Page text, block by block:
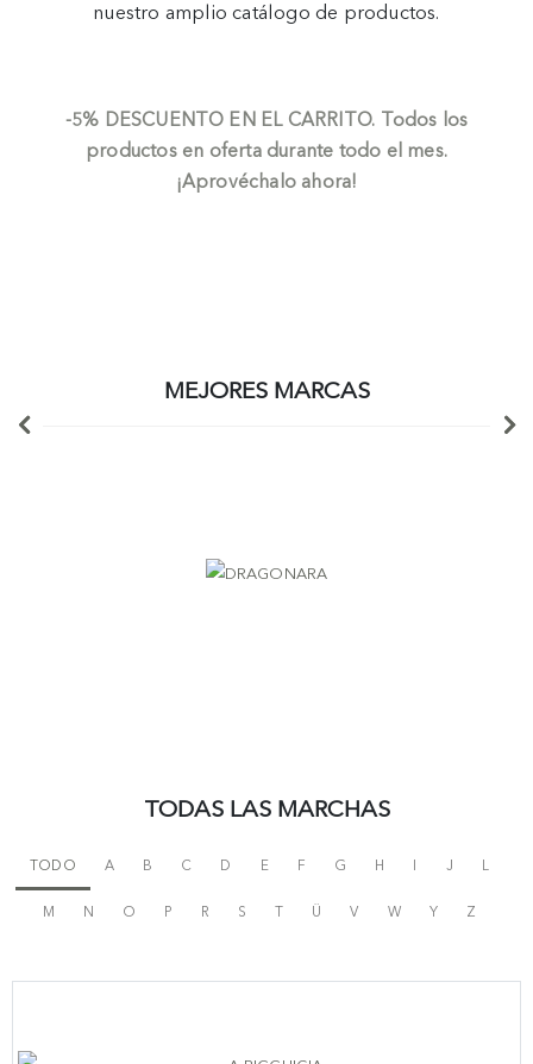
nuestro amplio catálogo de productos.
-5% DESCUENTO EN EL CARRITO. Todos los
productos en oferta durante todo el mes.
¡Aprovéchalo ahora!
MEJORES MARCAS
TODAS LAS MARCHAS
TODO A B C D E F G H J L
M N O P R S T Ü V W Y Z